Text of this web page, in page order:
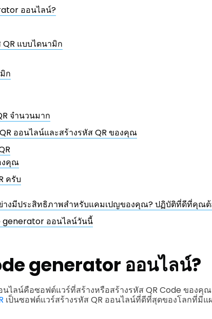
ออนไลน์?
QR แบบไดนามิก
ก
จำนวนมาก
ออนไลน์และสร้างรหัส QR ของคุณ
งคุณ
ครับ
างมีประสิทธิภาพสำหรับแคมเปญของคุณ? ปฏิบัติที่ดีที่คุณต้
generator ออนไลน์วันนี้
generator ออนไลน์?
ไลน์คือซอฟต์แวร์ที่สร้างหรือสร้างรหัส QR Code ของคุณ
เป็นซอฟต์แวร์สร้างรหัส QR ออนไลน์ที่ดีที่สุดของโลกที่มีแ